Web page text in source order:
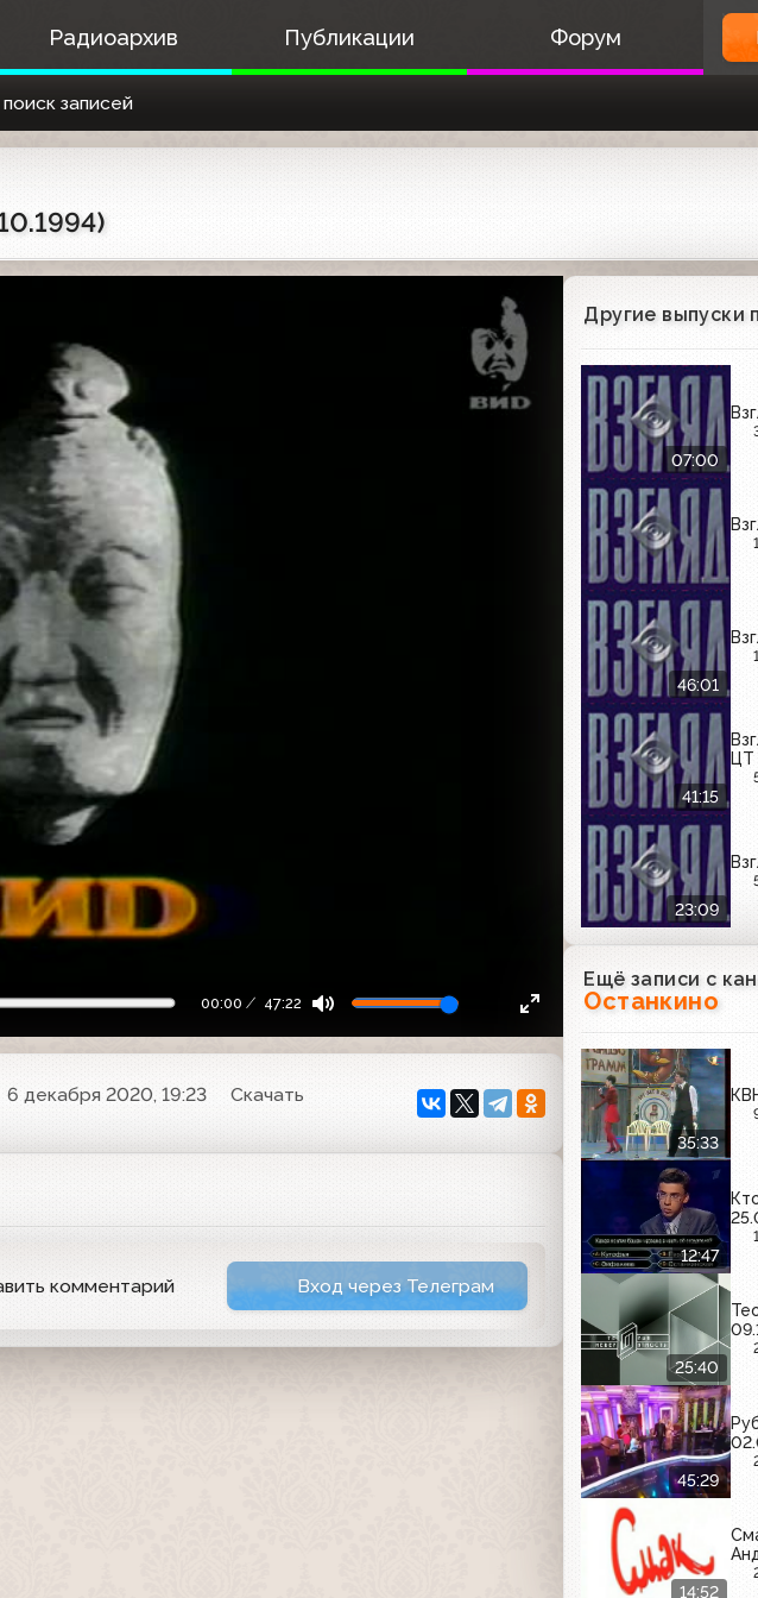
Радиоархив Публикации Форум
записей
00:00 47:22
6 декабря 2020, 19:23
Скачать
комментарий Вход через Телеграм
Другие выпуски
07:00
46:01
41:15
ЦТ
23:09
Ещё записи с
Останкино
35:33
12:47
25:40
45:29
14:52